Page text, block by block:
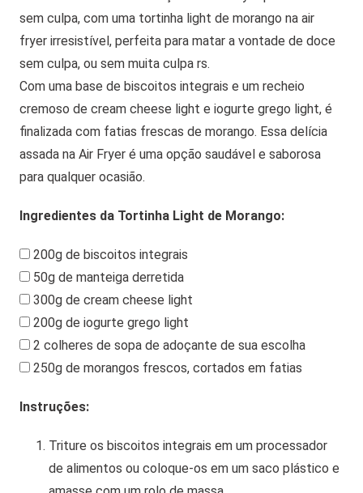
sem culpa, com uma tortinha light de morango na air
fryer irresistível, perfeita para matar a vontade de doce
sem culpa, ou sem muita culpa rs.
Com uma base de biscoitos integrais e um recheio
cremoso de cream cheese light e iogurte grego light, é
finalizada com fatias frescas de morango. Essa delícia
assada na Air Fryer é uma opção saudável e saborosa
para qualquer ocasião.
Ingredientes da Tortinha Light de Morango:
200g de biscoitos integrais
50g de manteiga derretida
300g de cream cheese light
200g de iogurte grego light
2 colheres de sopa de adoçante de sua escolha
250g de morangos frescos, cortados em fatias
Instruções:
Triture os biscoitos integrais em um processador
de alimentos ou coloque-os em um saco plástico e